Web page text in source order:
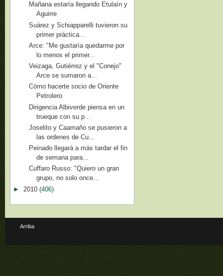
Mañana estaría llegando Etulaín y
Aguirre
Suárez y Schiapparelli tuvieron su
primer práctica...
Arce: "Me gustaría quedarme por
lo menos el primer...
Veizaga, Gutiérrez y el "Conejo"
Arce se sumaron a...
Cómo hacerte socio de Oriente
Petrolero
Dirigencia Albiverde piensa en un
trueque con su p...
Joselito y Caamaño se pusieron a
las ordenes de Cu...
Peinado llegará a más tardar el fin
de semana para...
Cuffaro Russo: "Quiero un gran
grupo, no solo once...
► 2010 (406)
Arriba